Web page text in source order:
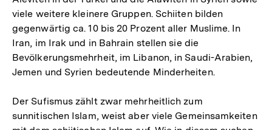
viele weitere kleinere Gruppen. Schiiten bilden
gegenwärtig ca. 10 bis 20 Prozent aller Muslime. In
Iran, im Irak und in Bahrain stellen sie die
Bevölkerungsmehrheit, im Libanon, in Saudi-Arabien,
Jemen und Syrien bedeutende Minderheiten.
Der Sufismus zählt zwar mehrheitlich zum
sunnitischen Islam, weist aber viele Gemeinsamkeiten